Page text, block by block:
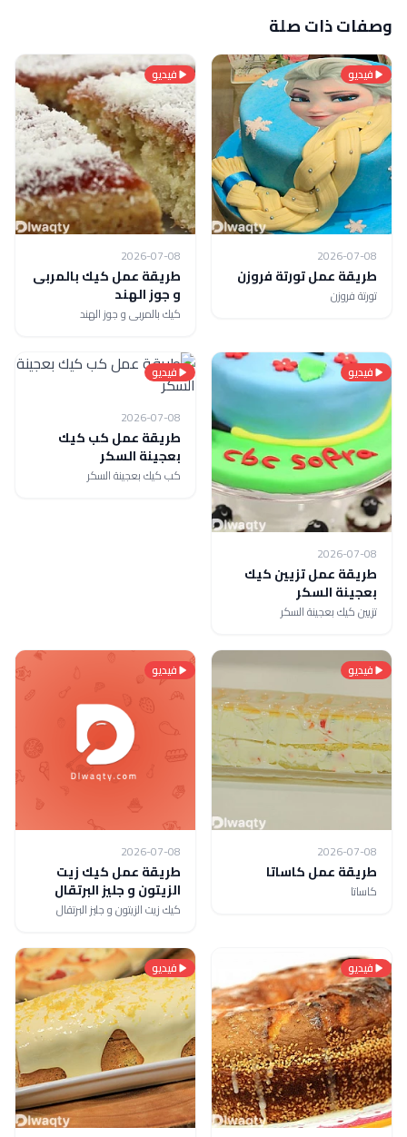
وصفات ذات صلة
فيديو
2026-07-08
طريقة عمل تورتة فروزن
تورتة فروزن
فيديو
2026-07-08
طريقة عمل كيك بالمربى
و جوز الهند
كيك بالمربى و جوز الهند
فيديو
2026-07-08
طريقة عمل تزيين كيك
بعجينة السكر
تزيين كيك بعجينة السكر
فيديو
2026-07-08
طريقة عمل كب كيك
بعجينة السكر
كب كيك بعجينة السكر
فيديو
2026-07-08
طريقة عمل كاساتا
كاساتا
فيديو
2026-07-08
طريقة عمل كيك زيت
الزيتون و جليز البرتقال
كيك زيت الزيتون و جليز البرتقال
فيديو فيديو